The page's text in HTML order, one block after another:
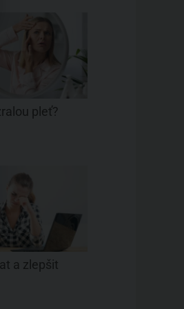
pleť?
a zlepšit